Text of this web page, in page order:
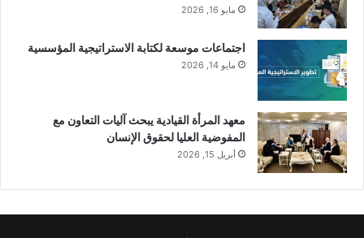
مايو 16, 2026
اجتماعات موسعة لكتابة الاستراتيجية المؤسسية
مايو 14, 2026
معهد المرأة القيادية يبحث آليات التعاون مع
المفوضية العليا لحقوق الإنسان
أبريل 15, 2026